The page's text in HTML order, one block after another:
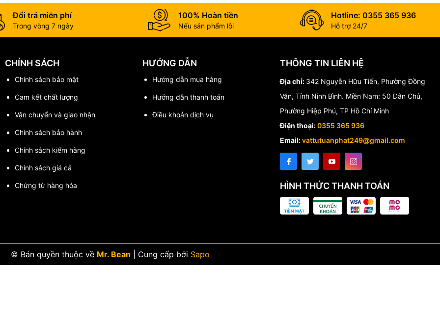
hệ thống báo cháy chuyên nghiệp!
Đổi trả miễn phí
Trong vòng 7 ngày
100% Hoàn tiền
Nếu sản phẩm lỗi
Hotline: 0355 365 936
Hỗ trợ 24/7
CHÍNH SÁCH
Chính sách bảo mật
Cam kết chất lượng
Vận chuyển và giao nhận
Chính sách bảo hành
Chính sách kiểm hàng
Chính sách giá cả
Chứng từ hàng hóa
HƯỚNG DẪN
Hướng dẫn mua hàng
Hướng dẫn thanh toán
Điều khoản dịch vụ
THÔNG TIN LIÊN HỆ
Địa chỉ: 342 Nguyễn Hữu Tiến, Phường Đồng
Văn, Tỉnh Ninh Bình. Miền Nam: 50 Dân Chủ,
Phường Hiệp Phú, TP Hồ Chí Minh
Điện thoại:0355 365 936
Email:vattutuanphat249@gmail.com
HÌNH THỨC THANH TOÁN
© Bản quyền thuộc về Mr. Bean Cung cấp bởi Sapo